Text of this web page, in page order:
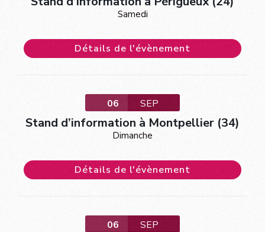
Samedi
Détails de l'évènement
06 SEP
Stand d’information à Montpellier (34)
Dimanche
Détails de l'évènement
06 SEP